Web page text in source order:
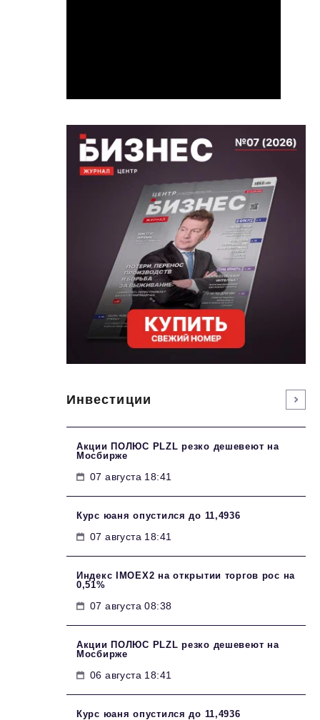
Инвестиции
Акции ПОЛЮС PLZL резко дешевеют на
Мосбирже
07 августа 18:41
Курс юаня опустился до 11,4936
07 августа 18:41
Индекс IMOEX2 на открытии торгов рос на
0,51%
07 августа 08:38
Акции ПОЛЮС PLZL резко дешевеют на
Мосбирже
06 августа 18:41
Курс юаня опустился до 11,4936